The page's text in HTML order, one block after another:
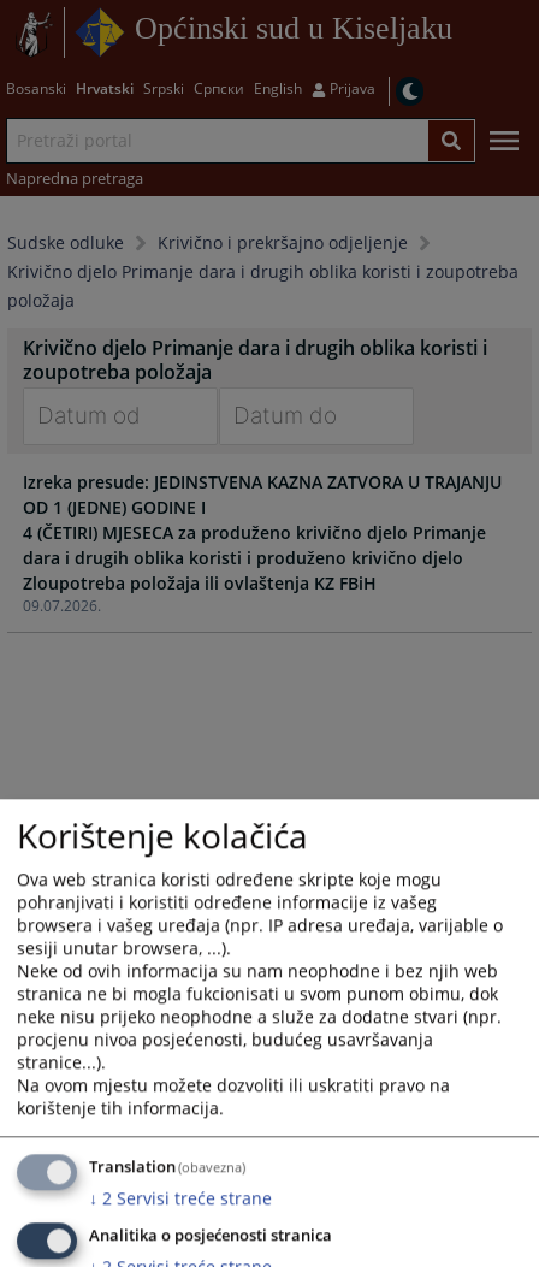
Općinski sud u Kiseljaku
Bosanski Hrvatski Srpski Српски English Prijava
Napredna pretraga
Sudske odluke
Krivično i prekršajno odjeljenje
Krivično djelo Primanje dara i drugih oblika koristi i zoupotreba
položaja
Krivično djelo Primanje dara i drugih oblika koristi i
zoupotreba položaja
forward
to
interact
with
the
calendar
question
mark
key
to
get
the
keyboard
shortcuts
for
changing
dates.
forward
interact
with
the
question
mark
key
to
get
the
keyboard
shortcuts
for
changing
09.07.2026.
Izreka presude: JEDINSTVENA KAZNA ZATVORA U TRAJANJU
OD 1 (JEDNE) GODINE I
4 (ČETIRI) MJESECA za produženo krivično djelo Primanje
dara i drugih oblika koristi i produženo krivično djelo
Zloupotreba položaja ili ovlaštenja KZ FBiH
Korištenje kolačića
Ova web stranica koristi određene skripte koje mogu
pohranjivati i koristiti određene informacije iz vašeg
browsera i vašeg uređaja (npr. IP adresa uređaja, varijable o
sesiji unutar browsera, ...).
Neke od ovih informacija su nam neophodne i bez njih web
stranica ne bi mogla fukcionisati u svom punom obimu, dok
neke nisu prijeko neophodne a služe za dodatne stvari (npr.
procjenu nivoa posjećenosti, budućeg usavršavanja
stranice...).
Na ovom mjestu možete dozvoliti ili uskratiti pravo na
korištenje tih informacija.
Translation(obavezna)
↓ 2 Servisi treće strane
Analitika o posjećenosti stranica